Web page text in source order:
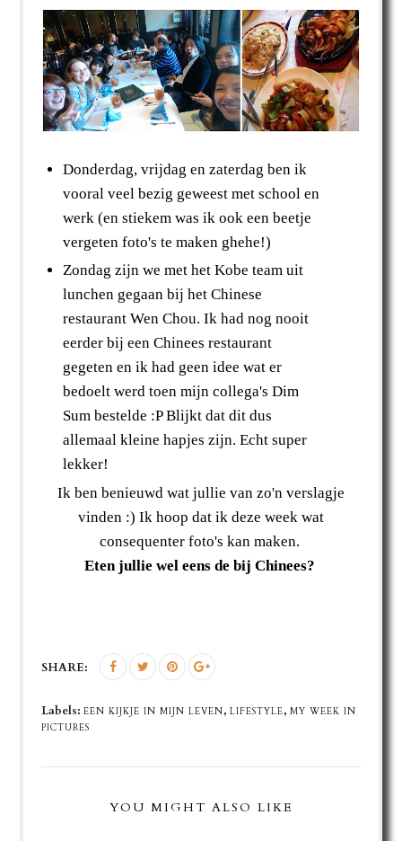
Donderdag, vrijdag en zaterdag ben ik
vooral veel bezig geweest met school en
werk (en stiekem was ik ook een beetje
vergeten foto's te maken ghehe!)
Zondag zijn we met het Kobe team uit
lunchen gegaan bij het Chinese
restaurant Wen Chou. Ik had nog nooit
eerder bij een Chinees restaurant
gegeten en ik had geen idee wat er
bedoelt werd toen mijn collega's Dim
Sum bestelde :P Blijkt dat dit dus
allemaal kleine hapjes zijn. Echt super
lekker!
Ik ben benieuwd wat jullie van zo'n verslagje
vinden :) Ik hoop dat ik deze week wat
consequenter foto's kan maken.
Eten jullie wel eens de bij Chinees?
SHARE:
Labels:EEN KIJKJE IN MIJN LEVEN,LIFESTYLE,MY WEEK IN
PICTURES
YOU MIGHT ALSO LIKE